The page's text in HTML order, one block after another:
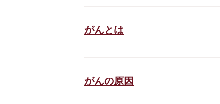
がんとは
がんの原因